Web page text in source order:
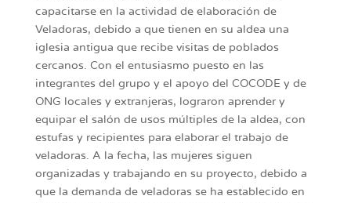
capacitarse en la actividad de elaboración de
Veladoras, debido a que tienen en su aldea una
iglesia antigua que recibe visitas de poblados
cercanos. Con el entusiasmo puesto en las
integrantes del grupo y el apoyo del COCODE y de
ONG locales y extranjeras, lograron aprender y
equipar el salón de usos múltiples de la aldea, con
estufas y recipientes para elaborar el trabajo de
veladoras. A la fecha, las mujeres siguen
organizadas y trabajando en su proyecto, debido a
que la demanda de veladoras se ha establecido en